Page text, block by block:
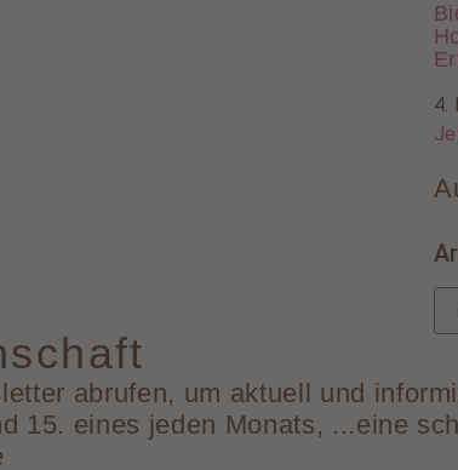
4.
abrufen, um aktuell und
15. eines jeden Monats, ...eine